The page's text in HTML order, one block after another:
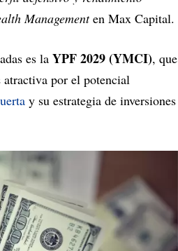
Managementen Max Capital.
es la YPF 2029 (YMCI), que
por el potencial
y su estrategia de inversiones